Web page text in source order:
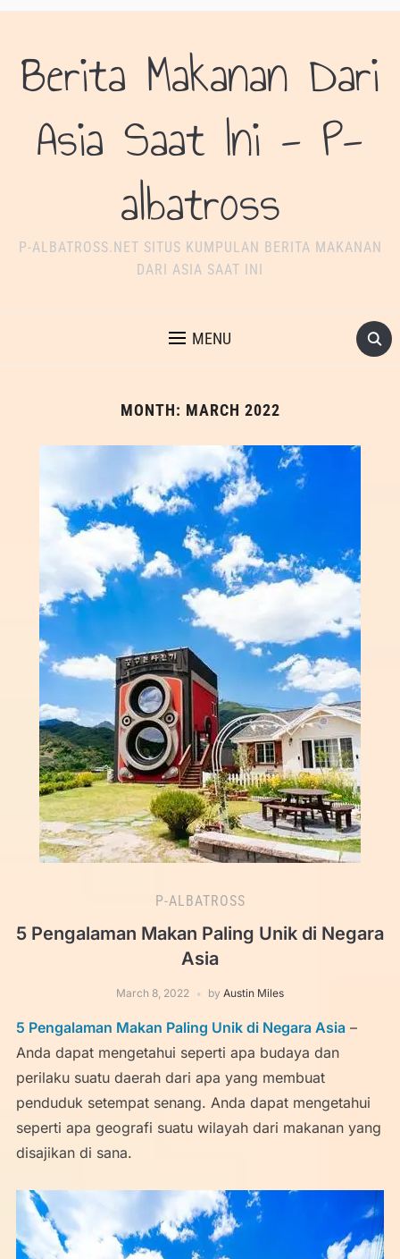
Berita Makanan Dari
Asia Saat Ini - P-
albatross
P-ALBATROSS.NET SITUS KUMPULAN BERITA MAKANAN
DARI ASIA SAAT INI
MENU
MONTH: MARCH 2022
P-ALBATROSS
5 Pengalaman Makan Paling Unik di Negara
Asia
March 8, 2022 by Austin Miles
5 Pengalaman Makan Paling Unik di Negara Asia–
Anda dapat mengetahui seperti apa budaya dan
perilaku suatu daerah dari apa yang membuat
penduduk setempat senang. Anda dapat mengetahui
seperti apa geografi suatu wilayah dari makanan yang
disajikan di sana.